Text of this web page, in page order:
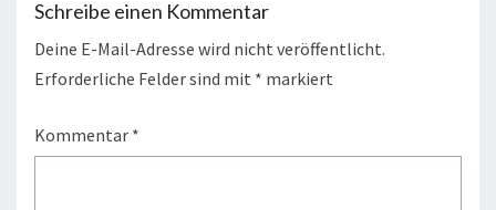
Schreibe einen Kommentar
Deine E-Mail-Adresse wird nicht veröffentlicht.
Erforderliche Felder sind mit * markiert
Kommentar *